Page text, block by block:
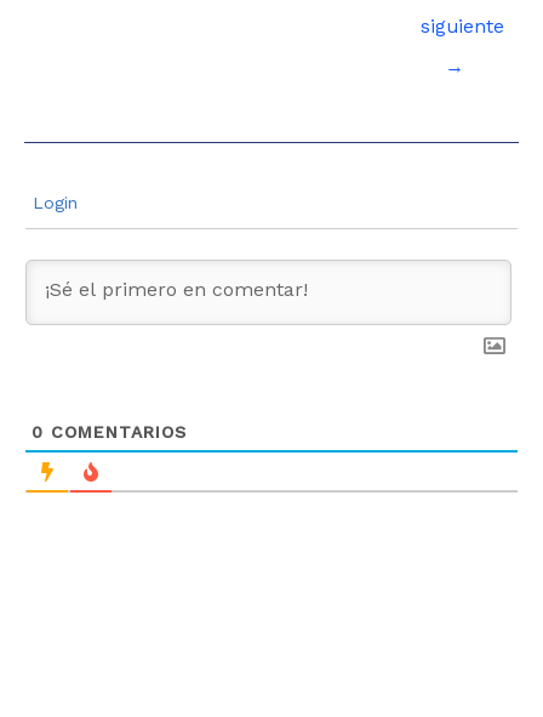
siguiente
→
Login
0 COMENTARIOS